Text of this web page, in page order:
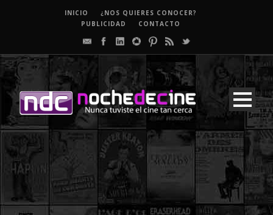
INICIO
¿NOS QUIERES CONOCER?
PUBLICIDAD
CONTACTO